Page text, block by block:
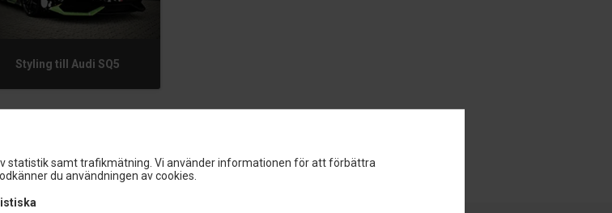
statistik samt trafikmätning. Vi använder informationen för att förbättra
du användningen av cookies.
Styling till Audi SQ5